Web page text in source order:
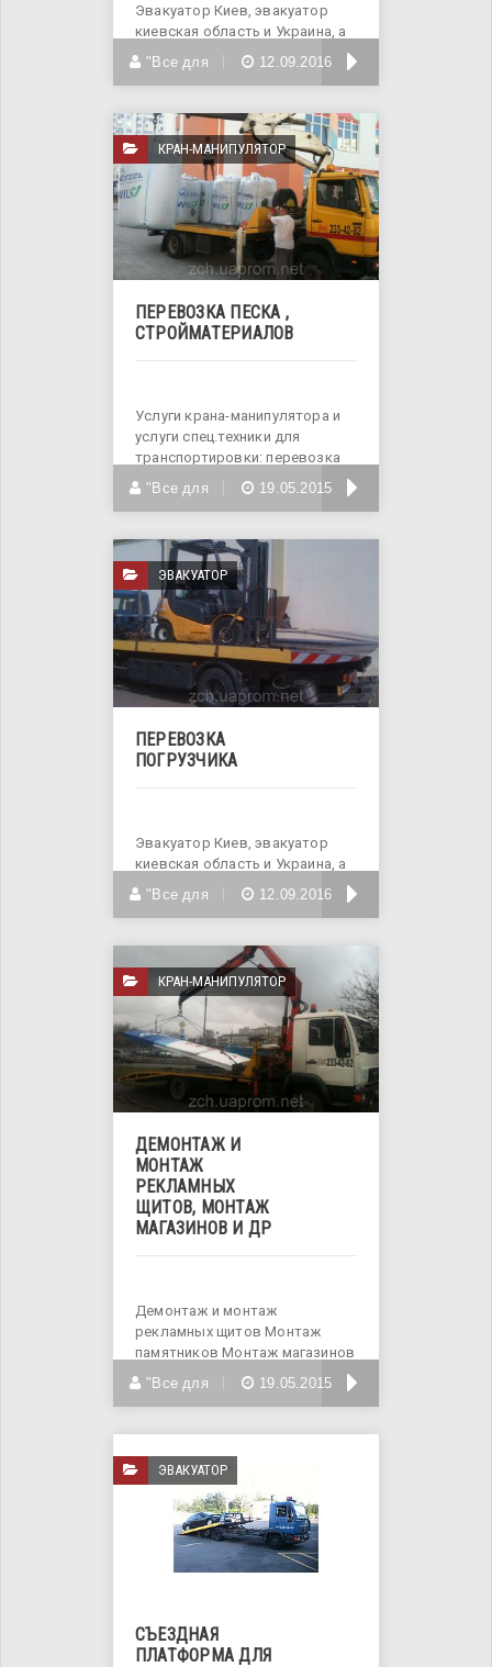
Эвакуатор Киев, эвакуатор
киевская область и Украина, а
также услуги
"Все для 12.09.2016
КРАН-МАНИПУЛЯТОР
ПЕРЕВОЗКА ПЕСКА ,
СТРОЙМАТЕРИАЛОВ
Услуги крана-манипулятора и
услуги спец.техники для
транспортировки: перевозка
стройматериала, перевозка
"Все для 19.05.2015
ЭВАКУАТОР
ПЕРЕВОЗКА
ПОГРУЗЧИКА
Эвакуатор Киев, эвакуатор
киевская область и Украина, а
также услуги
"Все для 12.09.2016
КРАН-МАНИПУЛЯТОР
ДЕМОНТАЖ И
МОНТАЖ
РЕКЛАМНЫХ
ЩИТОВ, МОНТАЖ
МАГАЗИНОВ И ДР
Демонтаж и монтаж
рекламных щитов Монтаж
памятников Монтаж магазинов
и
"Все для 19.05.2015
ЭВАКУАТОР
СЪЕЗДНАЯ
ПЛАТФОРМА ДЛЯ